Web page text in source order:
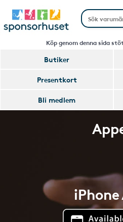
Köp genom denna sida
Butiker
Presentkort
Bli medlem
iPhone